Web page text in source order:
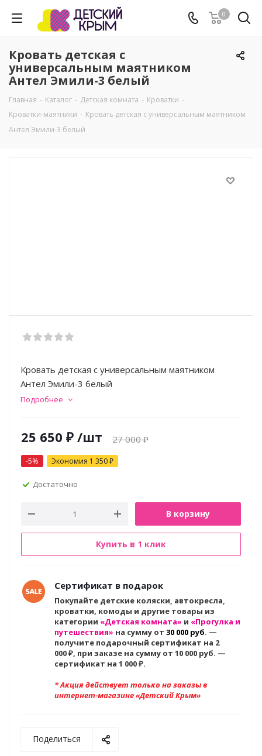
0
Кровать детская с
универсальным маятником
Антел Эмили-3 белый
Главная - Каталог - Детская комната - Кроватки -
Кроватки-маятники - Кровать детская с универсальным маятником
Антел Эмили-3 белый
Кровать детская с универсальным маятником
Антел Эмили-3 белый
Подробнее
25 650 ₽ /шт 27 000₽
-5% Экономия 1 350₽
Достаточно
В корзину
Купить в 1 клик
Сертификат в подарок
Покупайте детские коляски, автокресла,
кроватки, комоды и другие товары из
категории «Детская комната» и «Прогулка и
путешествия» на сумму от 30 000 руб. —
получите подарочный сертификат на 2
000₽, при заказе на сумму от 10 000 руб. —
сертификат на 1 000 ₽.
* Акция действует только на заказы в
интернет-магазине «Детский Крым»
Поделиться